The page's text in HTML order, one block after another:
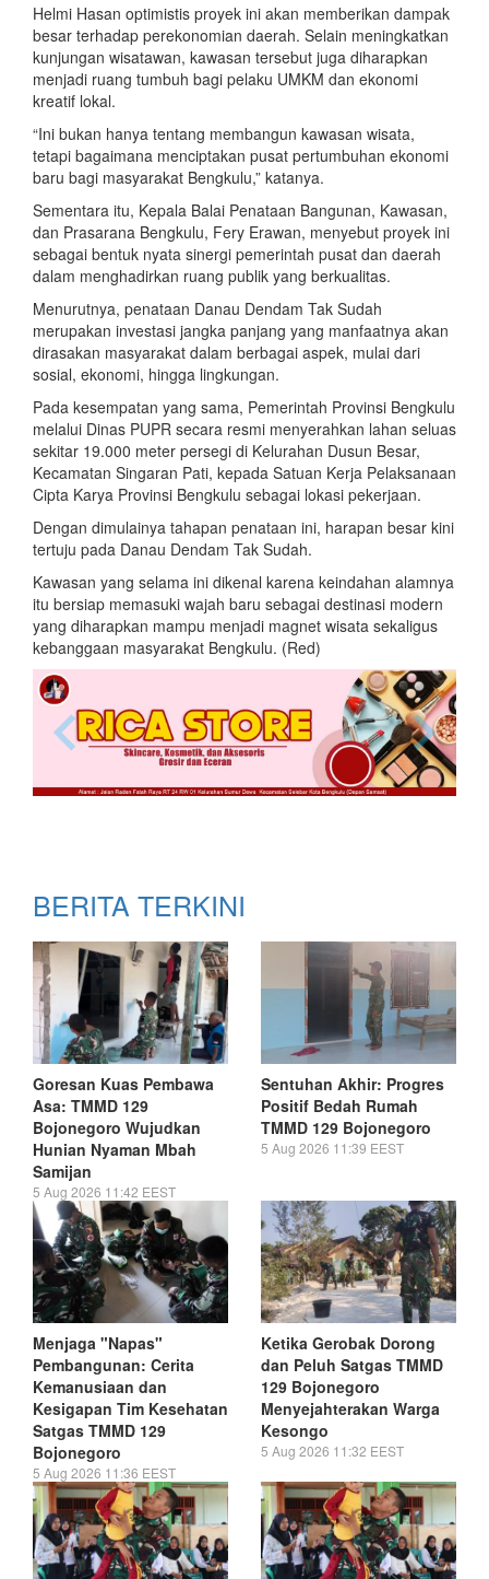
Helmi Hasan optimistis proyek ini akan memberikan dampak
besar terhadap perekonomian daerah. Selain meningkatkan
kunjungan wisatawan, kawasan tersebut juga diharapkan
menjadi ruang tumbuh bagi pelaku UMKM dan ekonomi
kreatif lokal.
“Ini bukan hanya tentang membangun kawasan wisata,
tetapi bagaimana menciptakan pusat pertumbuhan ekonomi
baru bagi masyarakat Bengkulu,” katanya.
Sementara itu, Kepala Balai Penataan Bangunan, Kawasan,
dan Prasarana Bengkulu, Fery Erawan, menyebut proyek ini
sebagai bentuk nyata sinergi pemerintah pusat dan daerah
dalam menghadirkan ruang publik yang berkualitas.
Menurutnya, penataan Danau Dendam Tak Sudah
merupakan investasi jangka panjang yang manfaatnya akan
dirasakan masyarakat dalam berbagai aspek, mulai dari
sosial, ekonomi, hingga lingkungan.
Pada kesempatan yang sama, Pemerintah Provinsi Bengkulu
melalui Dinas PUPR secara resmi menyerahkan lahan seluas
sekitar 19.000 meter persegi di Kelurahan Dusun Besar,
Kecamatan Singaran Pati, kepada Satuan Kerja Pelaksanaan
Cipta Karya Provinsi Bengkulu sebagai lokasi pekerjaan.
Dengan dimulainya tahapan penataan ini, harapan besar kini
tertuju pada Danau Dendam Tak Sudah.
Kawasan yang selama ini dikenal karena keindahan alamnya
itu bersiap memasuki wajah baru sebagai destinasi modern
yang diharapkan mampu menjadi magnet wisata sekaligus
kebanggaan masyarakat Bengkulu. (Red)
BERITA TERKINI
Goresan Kuas Pembawa
Asa: TMMD 129
Bojonegoro Wujudkan
Hunian Nyaman Mbah
Samijan
5 Aug 2026 11:42 EEST
Sentuhan Akhir: Progres
Positif Bedah Rumah
TMMD 129 Bojonegoro
5 Aug 2026 11:39 EEST
Menjaga "Napas"
Pembangunan: Cerita
Kemanusiaan dan
Kesigapan Tim Kesehatan
Satgas TMMD 129
Bojonegoro
5 Aug 2026 11:36 EEST
Ketika Gerobak Dorong
dan Peluh Satgas TMMD
129 Bojonegoro
Menyejahterakan Warga
Kesongo
5 Aug 2026 11:32 EEST